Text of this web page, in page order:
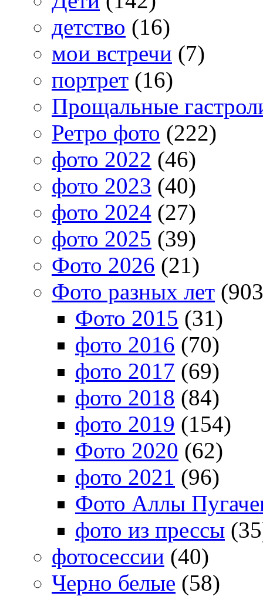
детство (16)
мои встречи (7)
портрет (16)
Прощальные
Ретро фото (222)
фото 2022 (46)
фото 2023 (40)
фото 2024 (27)
фото 2025 (39)
Фото 2026 (21)
Фото разных лет
Фото 2015 (31)
фото 2016 (70)
фото 2017 (69)
фото 2018 (84)
фото 2019 (154)
Фото 2020 (62)
фото 2021 (96)
Фото Аллы
фото из прессы
фотосессии (40)
Черно белые (58)